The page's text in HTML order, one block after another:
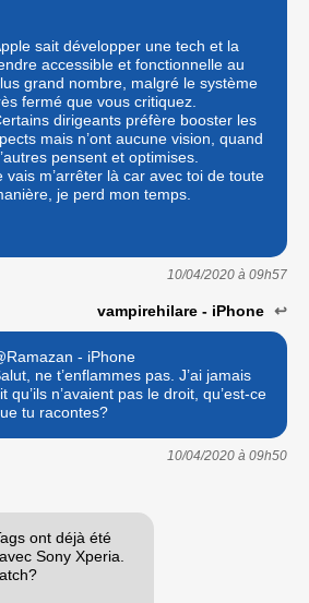
sait développer une tech et la
accessible et fonctionnelle au
grand nombre, malgré le système
fermé que vous critiquez.
dirigeants préfère booster les
mais n’ont aucune vision, quand
pensent et optimises.
vais m’arrêter là car avec toi de toute
je perd mon temps.
10/04/2020 à 09h57
vampirehilare - iPhone ↩
- iPhone
ne t’enflammes pas. J’ai jamais
qu’ils n’avaient pas le droit, qu’est-ce
tu racontes?
10/04/2020 à 09h50
ont déjà été
Sony Xperia.